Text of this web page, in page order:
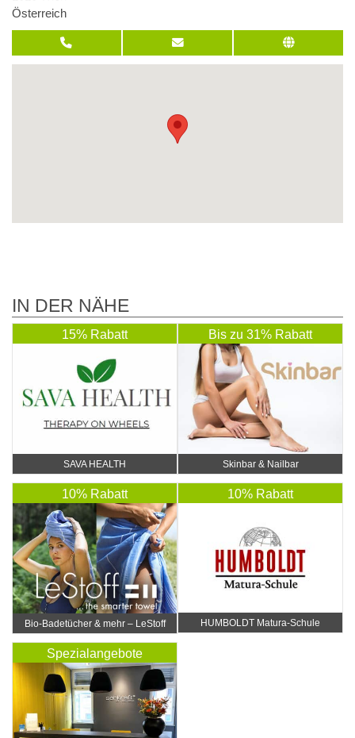
Österreich
IN DER NÄHE
15% Rabatt
SAVA HEALTH
Bis zu 31% Rabatt
Skinbar & Nailbar
10% Rabatt
Bio-Badetücher & mehr – LeStoff
10% Rabatt
HUMBOLDT Matura-Schule
Spezialangebote